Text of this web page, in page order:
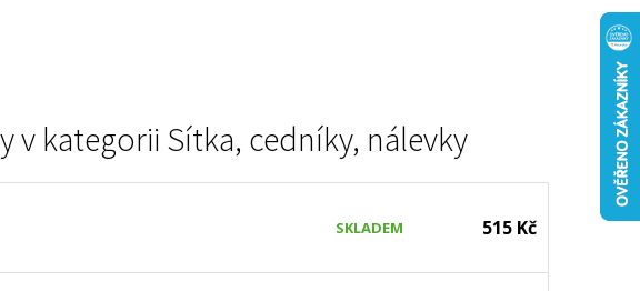
v kategorii Sítka, cedníky, nálevky
SKLADEM 515 Kč